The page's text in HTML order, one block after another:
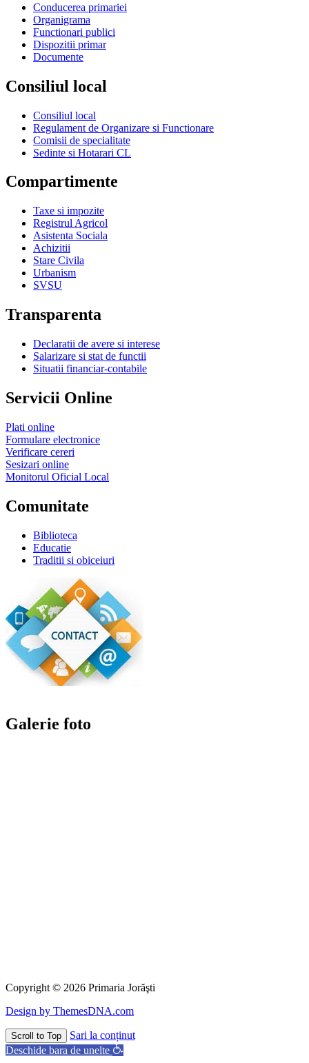
Conducerea primariei
Organigrama
Functionari publici
Dispozitii primar
Documente
Consiliul local
Consiliul local
Regulament de Organizare si Functionare
Comisii de specialitate
Sedinte si Hotarari CL
Compartimente
Taxe si impozite
Registrul Agricol
Asistenta Sociala
Achizitii
Stare Civila
Urbanism
SVSU
Transparenta
Declaratii de avere si interese
Salarizare si stat de functii
Situatii financiar-contabile
Servicii Online
Plati online
Formulare electronice
Verificare cereri
Sesizari online
Monitorul Oficial Local
Comunitate
Biblioteca
Educatie
Traditii si obiceiuri
Galerie foto
Copyright © 2026 Primaria Jorăşti
Design by ThemesDNA.com
Scroll to Top
Sari la conținut
Deschide bara de unelte